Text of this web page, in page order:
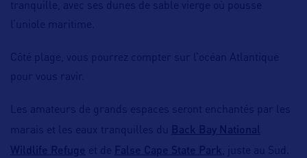
tranquille, avec ses dunes de sable vierge où pousse
l’uniole maritime.
Côté plage, vous pourrez compter sur l’océan Atlantique
pour vous ravir.
Les amateurs de grands espaces seront enchantés par les
marais et les eaux tranquilles du Back Bay National
Wildlife Refuge et de False Cape State Park , juste au Sud.